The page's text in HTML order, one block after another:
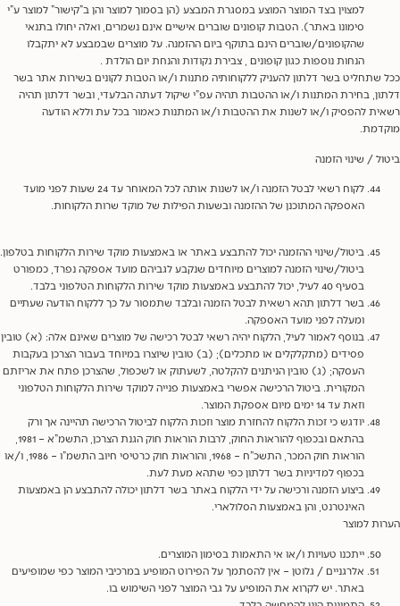
למצוין בצד המוצר המוצע במסגרת המבצע (הן בסמוך למוצר והן ב”קישור” למוצר ע”י
סימונו באתר). הטבות קופונים שוברים אישיים אינם נשמרים, ואלה יחולו בתנאי
שהקופונים/שוברים הינם בתוקף ביום ההזמנה. על מוצרים שבמבצע לא יתקבלו
הנחות נוספות כגון קופונים , צבירת נקודות והנחת יום הולדת .
בשר דלתון להעניק ללקוחותיה מתנות ו/או הטבות לקונים בשירות אתר בשר
בחירת המתנות ו/או ההטבות תהיה עפ”י שיקול דעתה הבלעדי, ובשר דלתון תהיה
להפסיק ו/או לשנות את ההטבות ו/או המתנות כאמור בכל עת וללא הודעה
/ שינוי הזמנה
לקוח רשאי לבטל הזמנה ו/או לשנות אותה לכל המאוחר עד 24 שעות לפני מועד
האספקה המתוכנן של ההזמנה ובשעות הפילות של מוקד שרות הלקוחות.
ביטול/שינוי ההזמנה יכול להתבצע באתר או באמצעות מוקד שירות הלקוחות בטלפון.
ביטול/שינוי הזמנה למוצרים מיוחדים שנקבע לגביהם מועד אספקה נפרד, כמפורט
בסעיף 40 לעיל, יכול להתבצע באמצעות מוקד שירות הלקוחות הטלפוני בלבד.
בשר דלתון תהא רשאית לבטל הזמנה ובלבד שתמסור על כך ללקוח הודעה שעתיים
ומעלה לפני מועד האספקה.
בנוסף לאמור לעיל, הלקוח יהיה רשאי לבטל רכישה של מוצרים שאינם אלה: (א) טובין
פסידים (מתקלקלים או מתכלים); (ב) טובין שיוצרו במיוחד בעבור הצרכן בעקבות
העסקה; (ג) טובין הניתנים להקלטה, לשעתוק או לשכפול, שהצרכן פתח את אריזתם
המקורית. ביטול הרכישה אפשרי באמצעות פנייה למוקד שירות הלקוחות הטלפוני
וזאת עד 14 ימים מיום אספקת המוצר.
יודגש כי זכות הלקוח להחזרת מוצר וזכות הלקוח לביטול הרכישה תהיינה אך ורק
בהתאם ובכפוף להוראות החוק, לרבות הוראות חוק הגנת הצרכן, התשמ”א – 1981,
הוראות חוק המכר, התשכ”ח – 1968, והוראות חוק כרטיסי חיוב התשמ”ו – 1986, ו/או
בכפוף למדיניות בשר דלתון כפי שתהא מעת לעת.
ביצוע הזמנה ורכישה על ידי הלקוח באתר בשר דלתון יכולה להתבצע הן באמצעות
האינטרנט, והן באמצעות הסלולארי.
למוצר
ייתכנו טעויות ו/או אי התאמות בסימון המוצרים.
אלרגניים / גלוטן – אין להסתמך על הפירוט המופיע במרכיבי המוצר כפי שמופיעים
באתר. יש לקרוא את המופיע על גבי המוצר לפני השימוש בו.